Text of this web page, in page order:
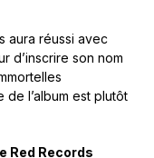
aura réussi avec
d’inscrire son nom
de l’album est plutôt
Red Records